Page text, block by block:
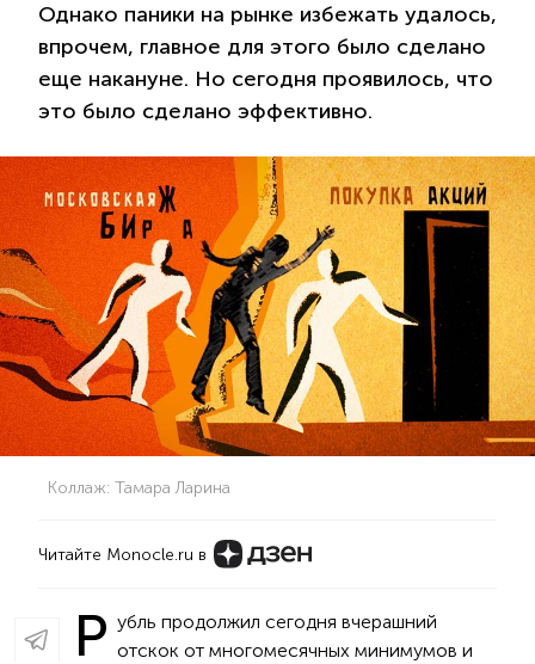
Однако паники на рынке избежать удалось,
впрочем, главное для этого было сделано
еще накануне. Но сегодня проявилось, что
это было сделано эффективно.
Коллаж: Тамара Ларина
Читайте Monocle.ru в
Р убль продолжил сегодня вчерашний
отскок от многомесячных минимумов и